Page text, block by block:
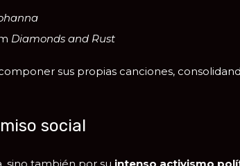
Diamonds and Rust
sus propias canciones,
social